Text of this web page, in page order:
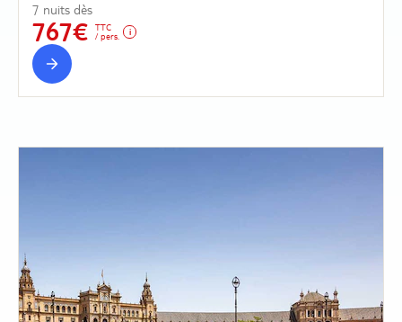
7 nuits dès
767€
TTC
/ pers.